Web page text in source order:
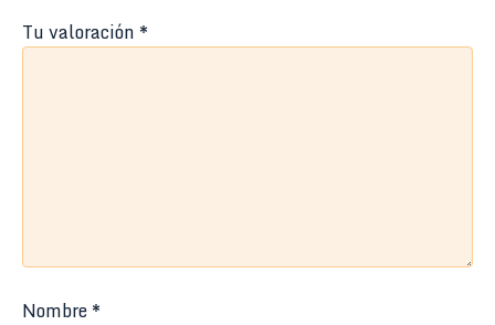
Tu valoración *
Nombre*